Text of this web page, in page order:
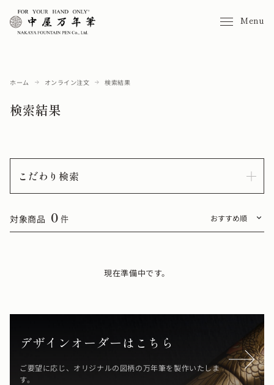
Menu
ホーム オンライン注文 検索結果
検索結果
こだわり検索
対象商品 0 件
現在準備中です。
デザインオーダーはこちら
ご要望に応じ、オリジナルの図柄の万年筆を製作いたしま
す。